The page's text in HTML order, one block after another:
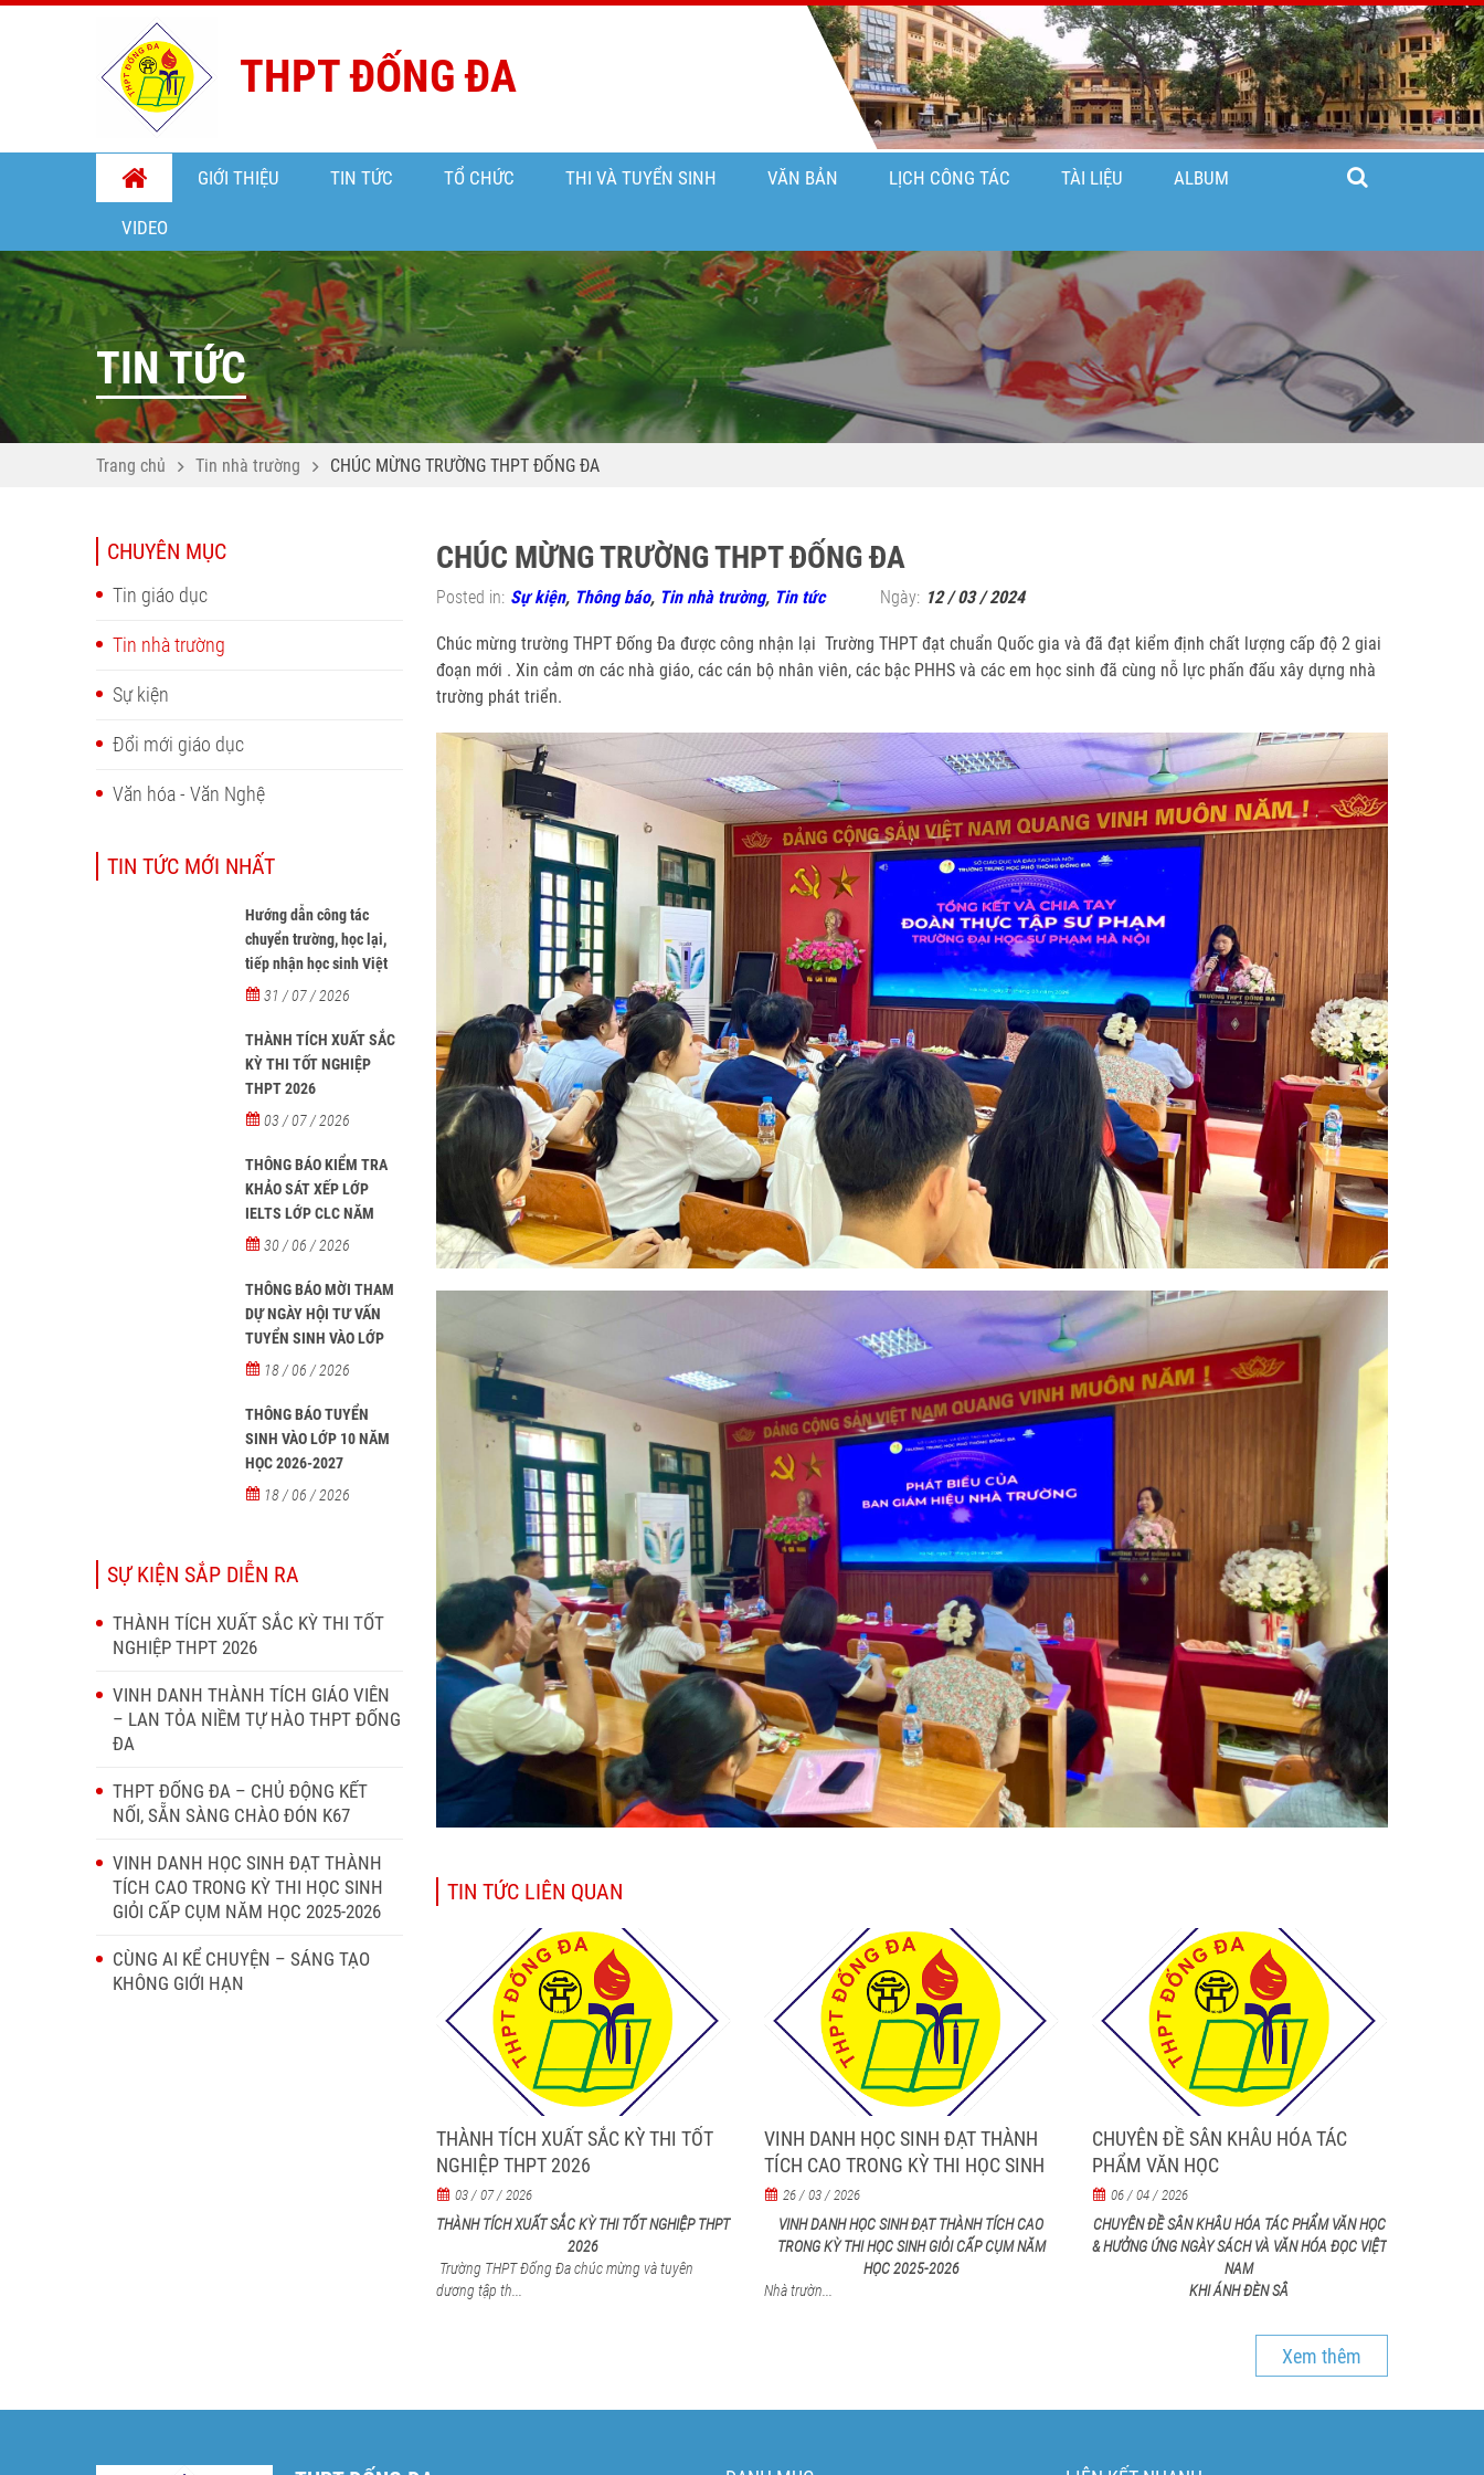
THPT ĐỐNG ĐA
GIỚI THIỆU TIN TỨC TỔ CHỨC THI VÀ TUYỂN SINH VĂN BẢN LỊCH CÔNG TÁC TÀI LIỆU ALBUM
VIDEO
TIN TỨC
Trang chủ Tin nhà trường CHÚC MỪNG TRƯỜNG THPT ĐỐNG ĐA
CHUYÊN MỤC
Tin giáo dục
Tin nhà trường
Sự kiện
Đổi mới giáo dục
Văn hóa - Văn Nghệ
TIN TỨC MỚI NHẤT
Hướng dẫn công tác
chuyển trường, học lại,
tiếp nhận học sinh Việt
Nam về nước, tiếp nhận
ngoài học tại các trường
từ năm học 2026-2027
31 / 07 / 2026
THÀNH TÍCH XUẤT SẮC
KỲ THI TỐT NGHIỆP
THPT 2026
03 / 07 / 2026
THÔNG BÁO KIỂM TRA
KHẢO SÁT XẾP LỚP
IELTS LỚP CLC NĂM
HỌC 2026 - 2027
30 / 06 / 2026
THÔNG BÁO MỜI THAM
DỰ NGÀY HỘI TƯ VẤN
TUYỂN SINH VÀO LỚP
10 NĂM HỌC 2026–2027
18 / 06 / 2026
THÔNG BÁO TUYỂN
SINH VÀO LỚP 10 NĂM
HỌC 2026-2027
18 / 06 / 2026
SỰ KIỆN SẮP DIỄN RA
THÀNH TÍCH XUẤT SẮC KỲ THI TỐT
NGHIỆP THPT 2026
VINH DANH THÀNH TÍCH GIÁO VIÊN
– LAN TỎA NIỀM TỰ HÀO THPT ĐỐNG
ĐA
THPT ĐỐNG ĐA – CHỦ ĐỘNG KẾT
NỐI, SẴN SÀNG CHÀO ĐÓN K67
VINH DANH HỌC SINH ĐẠT THÀNH
TÍCH CAO TRONG KỲ THI HỌC SINH
GIỎI CẤP CỤM NĂM HỌC 2025-2026
CÙNG AI KỂ CHUYỆN – SÁNG TẠO
KHÔNG GIỚI HẠN
CHÚC MỪNG TRƯỜNG THPT ĐỐNG ĐA
Posted in: Sự kiện, Thông báo, Tin nhà trường, Tin tức Ngày: 12 / 03 / 2024
Chúc mừng trường THPT Đống Đa được công nhận lại Trường THPT đạt chuẩn Quốc gia và đã đạt kiểm định chất lượng cấp độ 2 giai
đoạn mới . Xin cảm ơn các nhà giáo, các cán bộ nhân viên, các bậc PHHS và các em học sinh đã cùng nỗ lực phấn đấu xây dựng nhà
trường phát triển.
TIN TỨC LIÊN QUAN
THÀNH TÍCH XUẤT SẮC KỲ THI TỐT
NGHIỆP THPT 2026
03 / 07 / 2026
THÀNH TÍCH XUẤT SẮC KỲ THI TỐT NGHIỆP THPT
2026
Trường THPT Đống Đa chúc mừng và tuyên
dương tập th...
VINH DANH HỌC SINH ĐẠT THÀNH
TÍCH CAO TRONG KỲ THI HỌC SINH
GIỎI CẤP CỤM NĂM HỌC 2025-2026
26 / 03 / 2026
VINH DANH HỌC SINH ĐẠT THÀNH TÍCH CAO
TRONG KỲ THI HỌC SINH GIỎI CẤP CỤM NĂM
HỌC 2025-2026
Nhà trườn...
CHUYÊN ĐỀ SÂN KHÂU HÓA TÁC
PHẨM VĂN HỌC
06 / 04 / 2026
CHUYÊN ĐỀ SÂN KHÂU HÓA TÁC PHẨM VĂN HỌC
& HƯỞNG ỨNG NGÀY SÁCH VÀ VĂN HÓA ĐỌC VIỆT
NAM
KHI ÁNH ĐÈN SÂ
Xem thêm